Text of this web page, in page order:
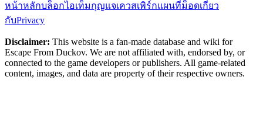
หน้าหลักบล็อกไอเท็มกุญแจเควสเพิร์กแผนที่ม็อดเกี่ยว
กับPrivacy
Disclaimer: This website is a fan-made database and wiki for
Escape From Duckov. We are not affiliated with, endorsed by, or
connected to the game developers or publishers. All game-related
content, images, and data are property of their respective owners.